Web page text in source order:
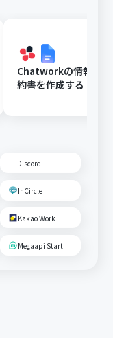
Chatworkの情報を
約書を作成する
Discord
InCircle
Kakao Work
Megaapi Start